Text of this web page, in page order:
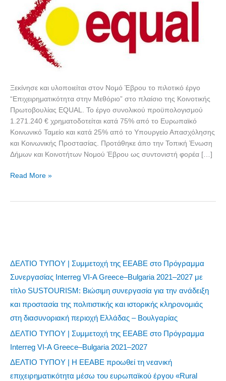
Ξεκίνησε και υλοποιείται στον Νομό Έβρου το πιλοτικό έργο
“Επιχειρηματικότητα στην Μεθόριο” στο πλαίσιο της Κοινοτικής
Πρωτοβουλίας EQUAL. Το έργο συνολικού προϋπολογισμού
1.271.240 € χρηματοδοτείται κατά 75% από το Ευρωπαϊκό
Κοινωνικό Ταμείο και κατά 25% από το Υπουργείο Απασχόλησης
και Κοινωνικής Προστασίας. Προτάθηκε άπο την Τοπική Ένωση
Δήμων και Κοινοτήτων Νομού Έβρου ως συντονιστή φορέα […]
Read More »
ΔΕΛΤΙΟ ΤΥΠΟΥ | Συμμετοχή της ΕΕΑΒΕ στο Πρόγραμμα
Συνεργασίας Interreg VI-A Greece–Bulgaria 2021–2027 με
τίτλο SUSTOURISM: Βιώσιμη συνεργασία για την ανάδειξη
και προστασία της πολιτιστικής και ιστορικής κληρονομιάς
στη διασυνοριακή περιοχή Ελλάδας – Βουλγαρίας
ΔΕΛΤΙΟ ΤΥΠΟΥ | Συμμετοχή της ΕΕΑΒΕ στο Πρόγραμμα
Interreg VI-A Greece–Bulgaria 2021–2027
ΔΕΛΤΙΟ ΤΥΠΟΥ | Η ΕΕΑΒΕ προωθεί τη νεανική
επιχειρηματικότητα μέσω του ευρωπαϊκού έργου «Rural